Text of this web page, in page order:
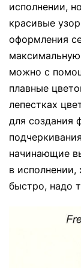
исполнении,
красивые
оформления
можно с
плавные
лепестках
для создания
начинающие
в исполнении,
быстро, надо